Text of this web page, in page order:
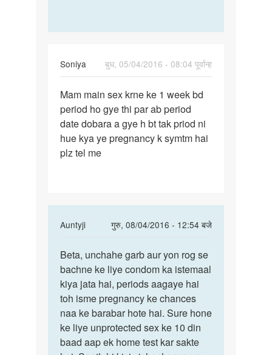
Soniya
बुध, 05/04/2016 - 08:04 पूर्वान्ह
Mam
main
sex
krne
ke
Mam main sex krne ke 1 week bd
period ho gye thi par ab period
date dobara a gye h bt tak priod ni
hue kya ye pregnancy k symtm hai
plz tel me
Auntyji
गुरु, 08/04/2016 - 12:54 बजे
In
to
Mam
main
sex
krne
ke
1
Beta,
unchahe
garb
aur
yon
Beta, unchahe garb aur yon rog se
bachne ke liye condom ka istemaal
kiya jata hai, periods aagaye hai
toh isme pregnancy ke chances
naa ke barabar hote hai. Sure hone
ke liye unprotected sex ke 10 din
baad aap ek home test kar sakte